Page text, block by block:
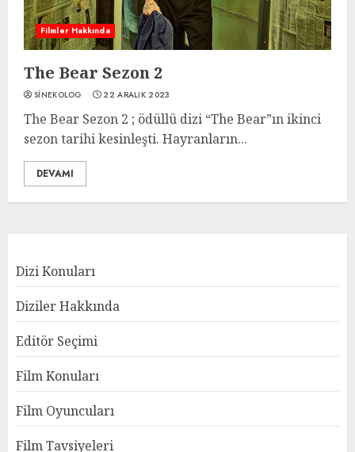
Filmler Hakkında
The Bear Sezon 2
SINEKOLOG 22 ARALIK 2023
The Bear Sezon 2 ; ödüllü dizi “The Bear”ın ikinci
sezon tarihi kesinleşti. Hayranların...
DEVAMI
Dizi Konuları
Diziler Hakkında
Editör Seçimi
Film Konuları
Film Oyuncuları
Film Tavsiyeleri